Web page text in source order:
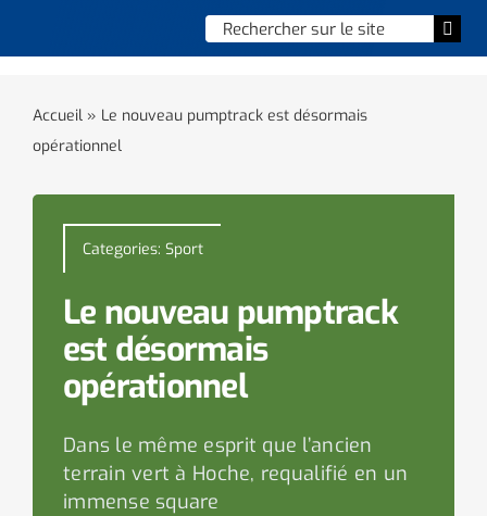
Chercher
:
Vie municipale
Enfance, jeunesse & sports
Culture et loisirs
Social & solidarité
Contacter le maire
Accueil» Le nouveau pumptrack est désormais
opérationnel
Categories: Sport
Le nouveau pumptrack
est désormais
opérationnel
Dans le même esprit que l’ancien
terrain vert à Hoche, requalifié en un
immense square